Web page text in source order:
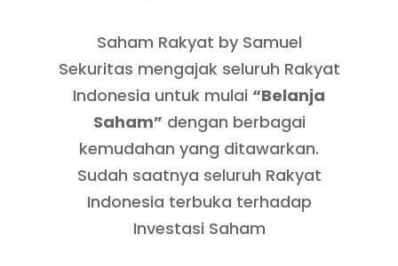
Saham Rakyat by Samuel
Sekuritas mengajak seluruh Rakyat
Indonesia untuk mulai “Belanja
Saham” dengan berbagai
kemudahan yang ditawarkan.
Sudah saatnya seluruh Rakyat
Indonesia terbuka terhadap
Investasi Saham